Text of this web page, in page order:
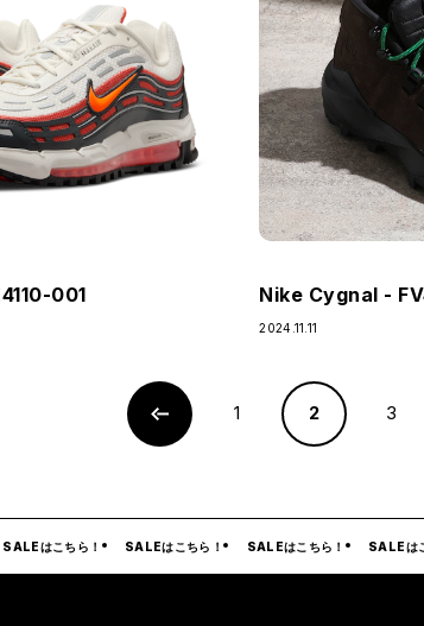
001 Nike Cygnal -
2024.11.11
1 2 3
ちら！ SALEはこちら！ SALEはこちら！ SALEはこちら！